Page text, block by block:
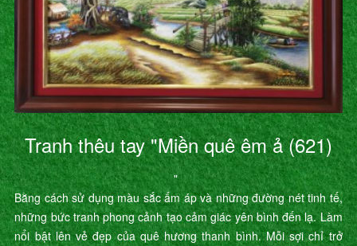
Tranh thêu tay "Miền quê êm ả (621)
"
Bằng cách sử dụng màu sắc ấm áp và những đường nét tinh tế,
những bức tranh phong cảnh tạo cảm giác yên bình đến lạ. Làm
nổi bật lên vẻ đẹp của quê hương thanh bình. Mỗi sợi chỉ trở